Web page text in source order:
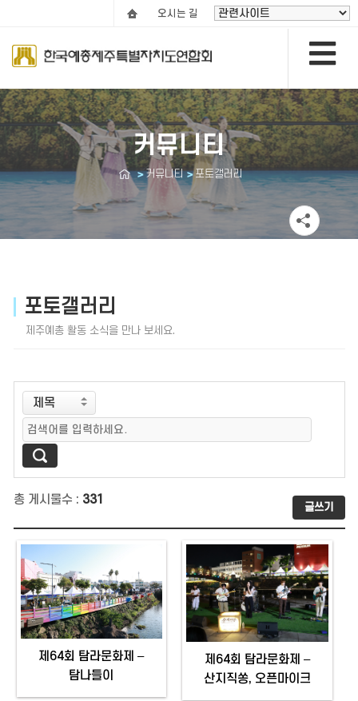
오시는 길
커뮤니티
커뮤니티 포토갤러리
포토갤러리
제주예총 활동 소식을 만나 보세요.
총 게시물수 : 331
글쓰기
제64회 탐라문화제 –
탐나들이
제64회 탐라문화제 –
산지직쏭, 오픈마이크